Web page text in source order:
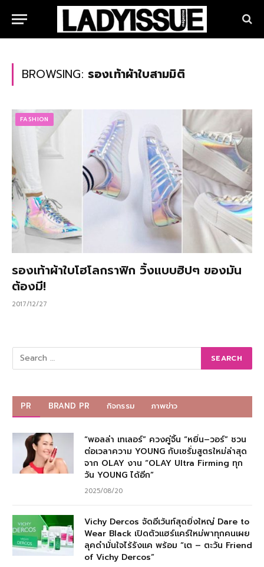
BROWSING: รองเท้าผ้าใบสามมิติ
FASHION
รองเท้าผ้าใบโฮโลกราฟิก วิ้งแบบฮิปๆ ของมัน
ต้องมี!
2017/12/27
PR BRAND PR กิจกรรม ภาพข่าว
“พอลล่า เทเลอร์” ควงคู่จิ้น “หยิ่น–วอร์” ชวน
ต่อเวลาความ YOUNG กับเซรั่มสูตรใหม่ล่าสุด
จาก OLAY งาน “OLAY Ultra Firming ทุก
วัน YOUNG ได้อีก”
2025/08/20
Vichy Dercos จัดอีเว้นท์สุดยิ่งใหญ่ Dare to
Wear Black เปิดตัวแฮร์แคร์ใหม่พาทุกคนเผย
ลุคดำมั่นใจไร้รังแค พร้อม “เต – ตะวัน Friend
of Vichy Dercos”